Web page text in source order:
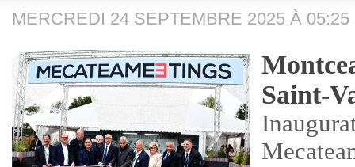
MERCREDI 24 SEPTEMBRE 2025 À 05:25
Saint-